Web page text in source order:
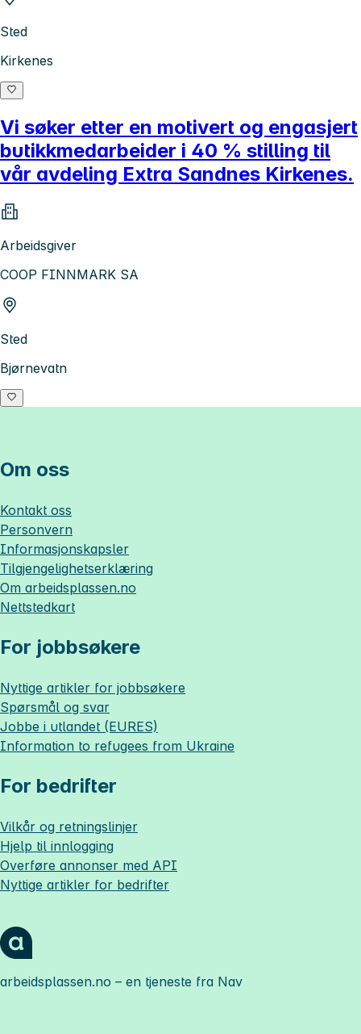
Sted
Kirkenes
Vi søker etter en motivert og engasjert
butikkmedarbeider i 40 % stilling til
vår avdeling Extra Sandnes Kirkenes.
Arbeidsgiver
COOP FINNMARK SA
Sted
Bjørnevatn
Om oss
Kontakt oss
Personvern
Informasjonskapsler
Tilgjengelighetserklæring
Om arbeidsplassen.no
Nettstedkart
For jobbsøkere
Nyttige artikler for jobbsøkere
Spørsmål og svar
Jobbe i utlandet (EURES)
Information to refugees from Ukraine
For bedrifter
Vilkår og retningslinjer
Hjelp til innlogging
Overføre annonser med API
Nyttige artikler for bedrifter
arbeidsplassen.no – en tjeneste fra Nav